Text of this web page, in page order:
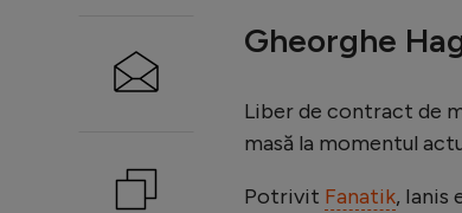
Gheorghe
Liber de contract de
masă la momentul
Potrivit Fanatik, Ianis